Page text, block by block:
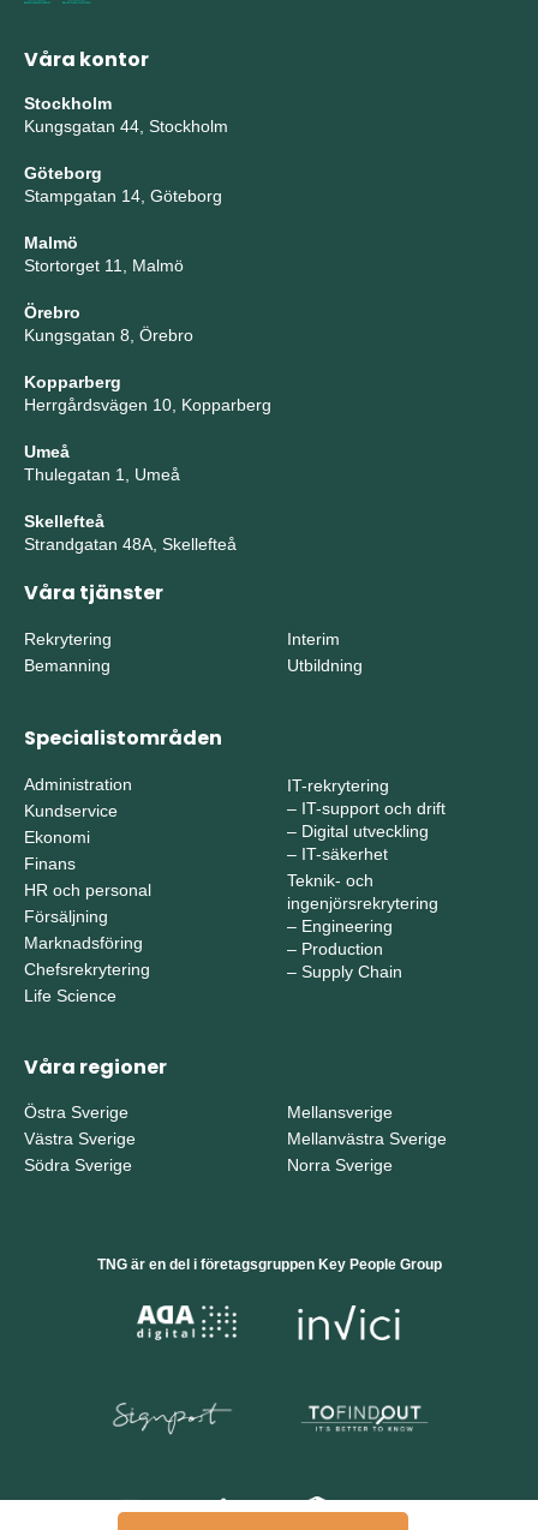
Våra kontor
Stockholm
Kungsgatan 44, Stockholm
Göteborg
Stampgatan 14, Göteborg
Malmö
Stortorget 11, Malmö
Örebro
Kungsgatan 8, Örebro
Kopparberg
Herrgårdsvägen 10, Kopparberg
Umeå
Thulegatan 1, Umeå
Skellefteå
Strandgatan 48A, Skellefteå
Våra tjänster
Rekrytering
Bemanning
Interim
Utbildning
Specialistområden
Administration
Kundservice
Ekonomi
Finans
HR och personal
Försäljning
Marknadsföring
Chefsrekrytering
Life Science
IT-rekrytering
– IT-support och drift
– Digital utveckling
– IT-säkerhet
Teknik- och
ingenjörsrekrytering
– Engineering
– Production
– Supply Chain
Våra regioner
Östra Sverige
Västra Sverige
Södra Sverige
Mellansverige
Mellanvästra Sverige
Norra Sverige
TNG är en del i företagsgruppen Key People Group